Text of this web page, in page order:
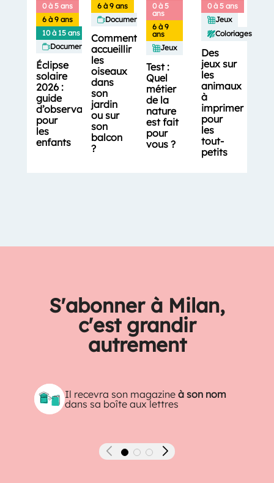
0 à 5 ans
6 à 9 ans
10 à 15 ans
Documentaires
Éclipse
solaire
2026 :
guide
d’observation
pour
les
enfants
6 à 9 ans
Documentaires
Comment
accueillir
les
oiseaux
dans
son
jardin
ou sur
son
balcon
?
0 à 5
ans
6 à 9
ans
Jeux
Test :
Quel
métier
de la
nature
est fait
pour
vous ?
0 à 5 ans
Jeux
Coloriages
Des
jeux sur
les
animaux
à
imprimer
pour
les
tout-
petits
S'abonner à Milan,
c'est grandir
autrement
Il recevra son magazineà son nom
dans sa boîte aux lettres
Précédent Suivant